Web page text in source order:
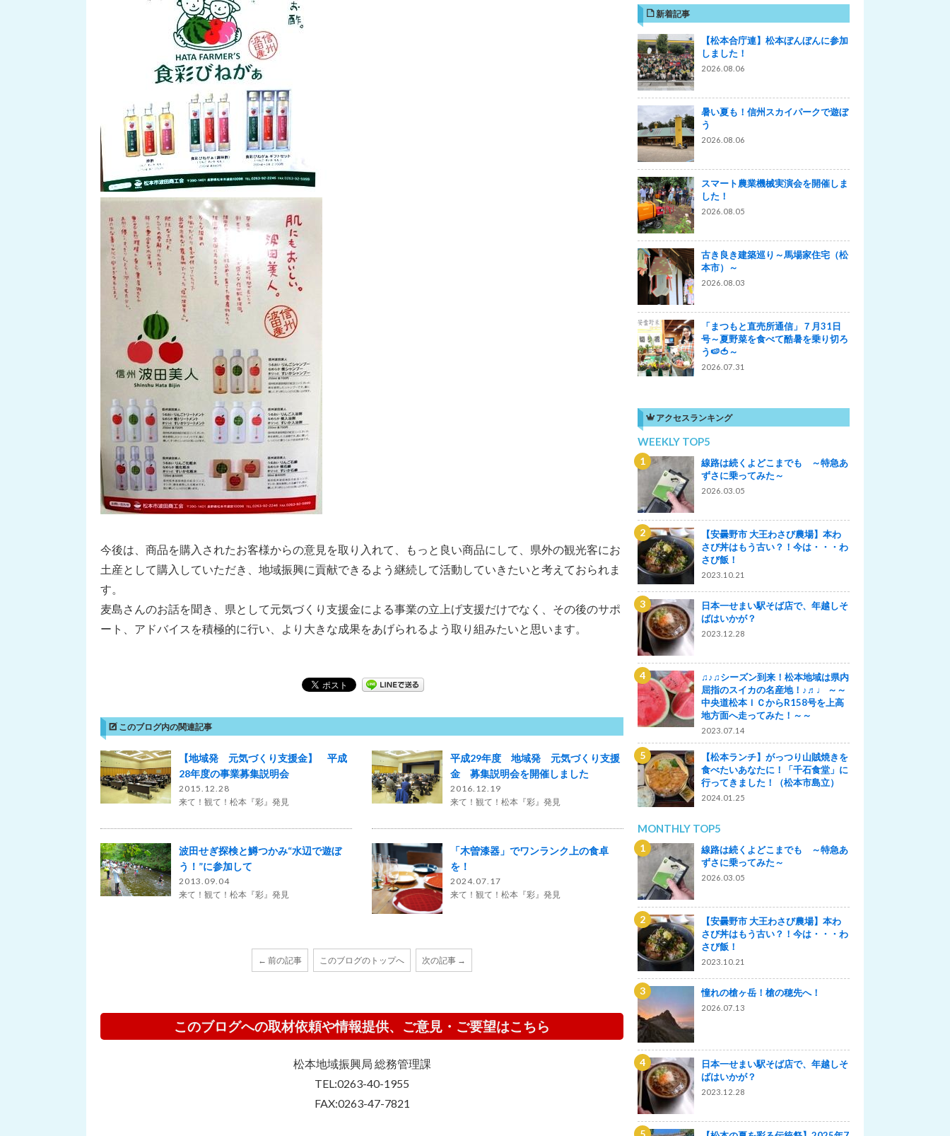
今後は、商品を購入されたお客様からの意見を取り入れて、もっと良い商品にして、県外の観光客にお
土産として購入していただき、地域振興に貢献できるよう継続して活動していきたいと考えておられま
す。
麦島さんのお話を聞き、県として元気づくり支援金による事業の立上げ支援だけでなく、その後のサポ
ート、アドバイスを積極的に行い、より大きな成果をあげられるよう取り組みたいと思います。
このブログ内の関連記事
【地域発 元気づくり支援金】 平成
28年度の事業募集説明会
2015.12.28
来て！観て！松本『彩』発見
平成29年度 地域発 元気づくり支援
金 募集説明会を開催しました
2016.12.19
来て！観て！松本『彩』発見
波田せぎ探検と鱒つかみ“水辺で遊ぼ
う！”に参加して
2013.09.04
来て！観て！松本『彩』発見
「木曽漆器」でワンランク上の食卓
を！
2024.07.17
来て！観て！松本『彩』発見
← 前の記事 このブログのトップへ 次の記事 →
このブログへの取材依頼や情報提供、ご意見・ご要望はこちら
松本地域振興局 総務管理課
TEL:0263-40-1955
FAX:0263-47-7821
新着記事
【松本合庁連】松本ぼんぼんに参加
しました！
2026.08.06
暑い夏も！信州スカイパークで遊ぼ
う
2026.08.06
スマート農業機械実演会を開催しま
した！
2026.08.05
古き良き建築巡り～馬場家住宅（松
本市）～
2026.08.03
「まつもと直売所通信」７月31日
号～夏野菜を食べて酷暑を乗り切ろ
う🍉🍅～
2026.07.31
アクセスランキング
WEEKLY TOP5
線路は続くよどこまでも ～特急あ
ずさに乗ってみた～
2026.03.05
【安曇野市 大王わさび農場】本わ
さび丼はもう古い？！今は・・・わ
さび飯！
2023.10.21
日本一せまい駅そば店で、年越しそ
ばはいかが？
2023.12.28
♫♪♫シーズン到来！松本地域は県内
屈指のスイカの名産地！♪♬♩ ～～
中央道松本ＩＣからR158号を上高
地方面へ走ってみた！～～
2023.07.14
【松本ランチ】がっつり山賊焼きを
食べたいあなたに！「千石食堂」に
行ってきました！（松本市島立）
2024.01.25
MONTHLY TOP5
線路は続くよどこまでも ～特急あ
ずさに乗ってみた～
2026.03.05
【安曇野市 大王わさび農場】本わ
さび丼はもう古い？！今は・・・わ
さび飯！
2023.10.21
憧れの槍ヶ岳！槍の穂先へ！
2026.07.13
日本一せまい駅そば店で、年越しそ
ばはいかが？
2023.12.28